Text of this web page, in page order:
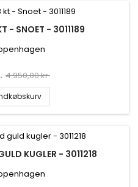
- SNOET - 3011189
Normalpris
4.950,00 kr.
KUGLER - 3011218